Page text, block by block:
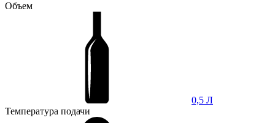
Объем
0,5 Л
Температура подачи